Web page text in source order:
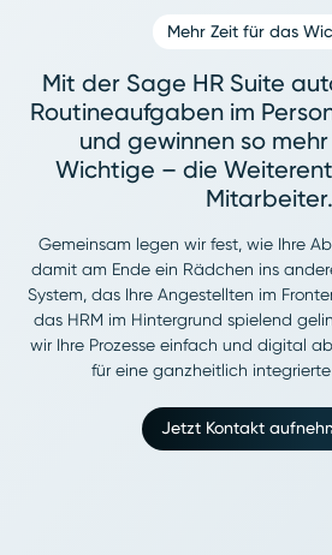
Mehr Zeit für das
Mit der Sage HR Suite
Routineaufgaben im
und gewinnen so
Wichtige – die
Mitarbeiter.
Gemeinsam legen wir fest, wie Ihre
damit am Ende ein Rädchen ins
System, das Ihre Angestellten im
das HRM im Hintergrund spielend
wir Ihre Prozesse einfach und digital
für eine ganzheitlich
Jetzt Kontakt